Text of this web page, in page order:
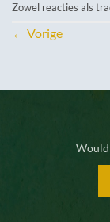
Zowel reacties als
← Vorige